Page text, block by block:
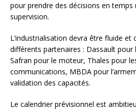
pour prendre des décisions en
supervision.
L’industrialisation devra être fluide et
différents partenaires : Dassault pour
Safran pour le moteur, Thales pour
communications, MBDA pour
validation des capacités.
Le calendrier prévisionnel est